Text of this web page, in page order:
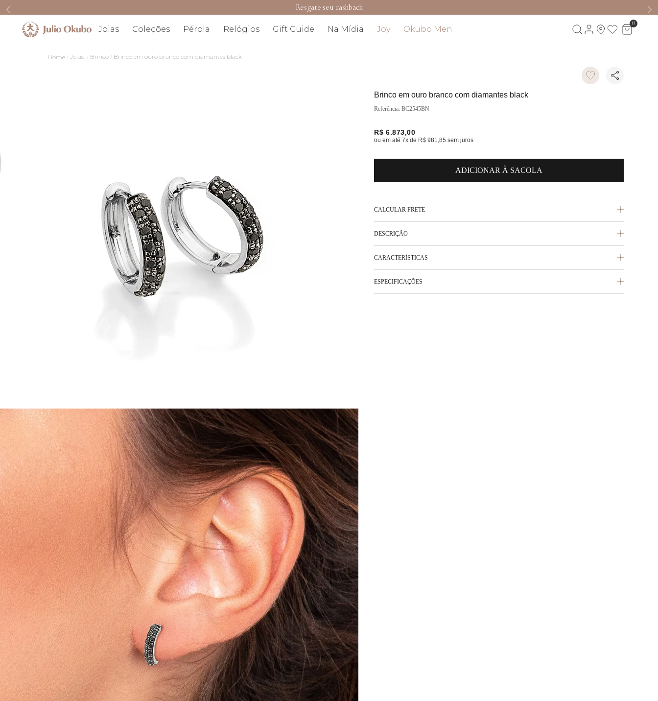
Resgate seu cashback
Joias Coleções Pérola Relógios Gift Guide Na Mídia Joy Okubo Men
0
Joias Brinco Brinco em ouro branco com diamantes black
Brinco em ouro branco com diamantes black
BC2545BN
R$ 6.873,00
ou em até7x de R$ 981,85 sem juros
ADICIONAR À SACOLA
CALCULAR FRETE
DESCRIÇÃO
CARACTERÍSTICAS
ESPECIFICAÇÕES